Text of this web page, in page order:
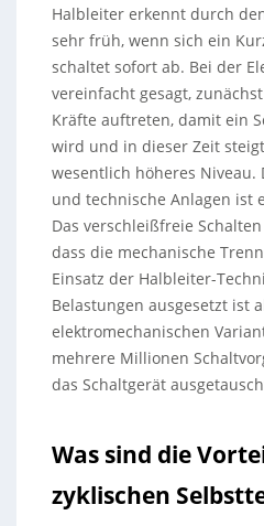
Halbleiter erkennt durch
sehr früh, wenn sich ein
schaltet sofort ab. Bei der
vereinfacht gesagt,
Kräfte auftreten, damit ein
wird und in dieser Zeit
wesentlich höheres Niveau.
und technische Anlagen ist
Das verschleißfreie
dass die mechanische
Einsatz der Halbleiter-
Belastungen ausgesetzt ist
elektromechanischen
mehrere Millionen
das Schaltgerät
Was sind die
zyklischen